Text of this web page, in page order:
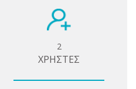
2
ΧΡΗΣΤΕΣ